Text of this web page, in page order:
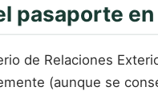
pasaporte
de Relaciones
(aunque se